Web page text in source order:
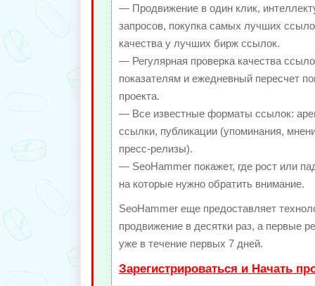
— Продвижение в один клик,
запросов, покупка самых лучших
качества у лучших бирж ссылок.
— Регулярная проверка качества
показателям и ежедневный пересчет
проекта.
— Все известные форматы ссылок:
ссылки, публикации (упоминания,
пресс-релизы).
— SeoHammer покажет, где рост или
на которые нужно обратить внимание.
SeoHammer еще предоставляет
продвижение в десятки раз, а первые
уже в течение первых 7 дней.
Зарегистрироваться и Начать